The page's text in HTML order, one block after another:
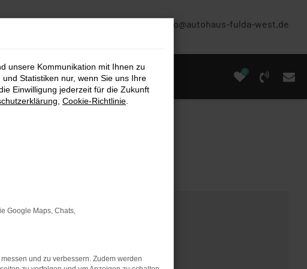
info@autohaus-fulda-west.de
0
unsere Kommunikation mit Ihnen zu
Statistiken nur, wenn Sie uns Ihre
Einwilligung jederzeit für die Zukunft
Cookie-Richtlinie
Google Maps, Chats,
und zu verbessern. Zudem werden